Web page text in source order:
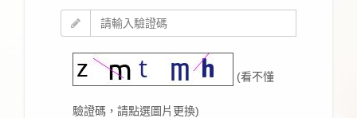
(看不懂
驗證碼，請點選圖片更換)